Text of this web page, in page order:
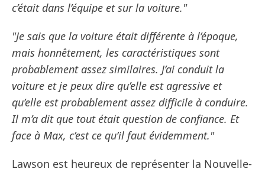
c’était dans l’équipe et sur la voiture."
"Je sais que la voiture était différente à l’époque,
mais honnêtement, les caractéristiques sont
probablement assez similaires. J’ai conduit la
voiture et je peux dire qu’elle est agressive et
qu’elle est probablement assez difficile à conduire.
Il m’a dit que tout était question de confiance. Et
face à Max, c’est ce qu’il faut évidemment."
Lawson est heureux de représenter la Nouvelle-